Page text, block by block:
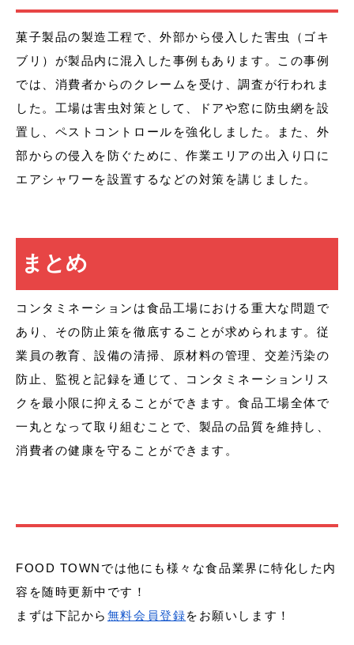
菓子製品の製造工程で、外部から侵入した害虫（ゴキ
ブリ）が製品内に混入した事例もあります。この事例
では、消費者からのクレームを受け、調査が行われま
した。工場は害虫対策として、ドアや窓に防虫網を設
置し、ペストコントロールを強化しました。また、外
部からの侵入を防ぐために、作業エリアの出入り口に
エアシャワーを設置するなどの対策を講じました。
まとめ
コンタミネーションは食品工場における重大な問題で
あり、その防止策を徹底することが求められます。従
業員の教育、設備の清掃、原材料の管理、交差汚染の
防止、監視と記録を通じて、コンタミネーションリス
クを最小限に抑えることができます。食品工場全体で
一丸となって取り組むことで、製品の品質を維持し、
消費者の健康を守ることができます。
FOOD TOWNでは他にも様々な食品業界に特化した内
容を随時更新中です！
まずは下記から 無料会員登録をお願いします！